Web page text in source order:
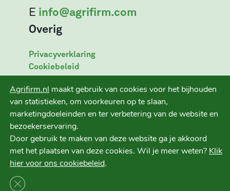
E info@agrifirm.com
Overig
Privacyverklaring
Cookiebeleid
Disclaimer
Ruwvoer+ is een initiatief van
Agrifirm.nl maakt gebruik van cookies voor het bijhouden
van statistieken, om voorkeuren op te slaan,
marketingdoeleinden en ter verbetering van de website en
bezoekerservaring.
Door gebruik te maken van deze website ga je akkoord
met het plaatsen van deze cookies. Wil je meer weten? Klik
hier voor ons cookiebeleid.
Sluit AVG/GDPR cookie banner